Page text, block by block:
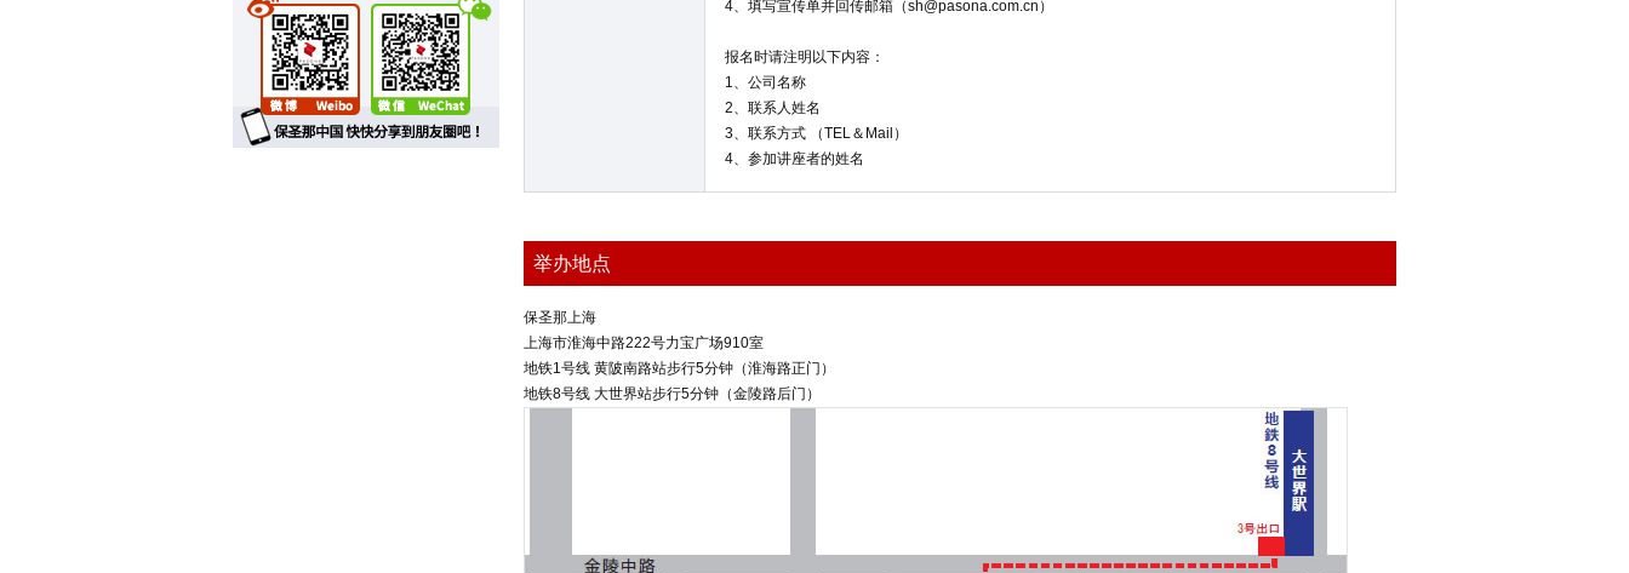
4、填写宣传单并回传邮箱（sh@pasona.com.cn）
报名时请注明以下内容：
1、公司名称
2、联系人姓名
3、联系方式 （TEL＆Mail）
4、参加讲座者的姓名
举办地点
保圣那上海
上海市淮海中路222号力宝广场910室
地铁1号线 黄陂南路站步行5分钟（淮海路正门）
地铁8号线 大世界站步行5分钟（金陵路后门）